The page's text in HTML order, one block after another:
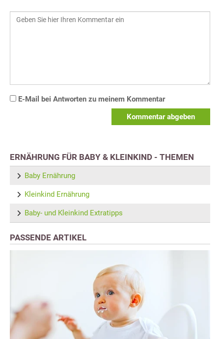
E-Mail bei Antworten zu meinem Kommentar
Kommentar abgeben
ERNÄHRUNG FÜR BABY & KLEINKIND - THEMEN
Baby Ernährung
Kleinkind Ernährung
Baby- und Kleinkind Extratipps
PASSENDE ARTIKEL